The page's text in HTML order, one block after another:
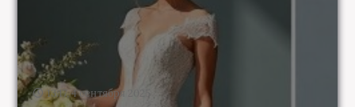
13:17, 4 сентября 2025
Das Brautkleid: Worauf Sie achten müssen –
Der umfassende, unterhaltsame Ratgeber